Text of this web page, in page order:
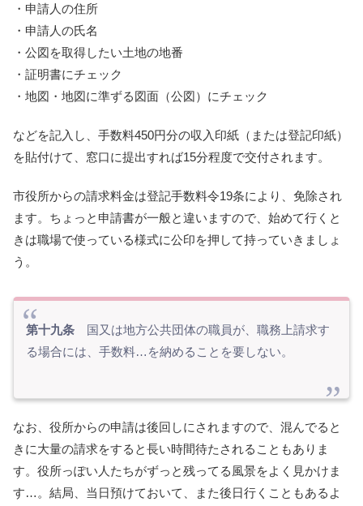
・申請人の住所
・申請人の氏名
・公図を取得したい土地の地番
・証明書にチェック
・地図・地図に準ずる図面（公図）にチェック
などを記入し、手数料450円分の収入印紙（または登記印紙）
を貼付けて、窓口に提出すれば15分程度で交付されます。
市役所からの請求料金は登記手数料令19条により、免除され
ます。ちょっと申請書が一般と違いますので、始めて行くと
きは職場で使っている様式に公印を押して持っていきましょ
う。
第十九条 国又は地方公共団体の職員が、職務上請求す
る場合には、手数料…を納めることを要しない。
なお、役所からの申請は後回しにされますので、混んでると
きに大量の請求をすると長い時間待たされることもありま
す。役所っぽい人たちがずっと残ってる風景をよく見かけま
す…。結局、当日預けておいて、また後日行くこともあるよ